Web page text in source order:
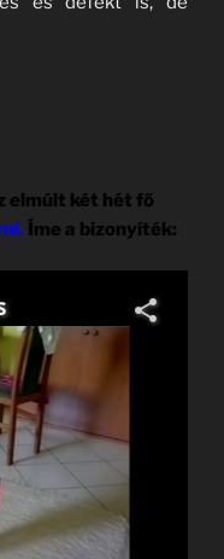
elmúlt két hét fő
Íme a bizonyíték: